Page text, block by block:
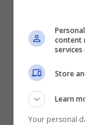
L’unica
Sanremo
pubblici
perché
content
Store
Learn
Your personal